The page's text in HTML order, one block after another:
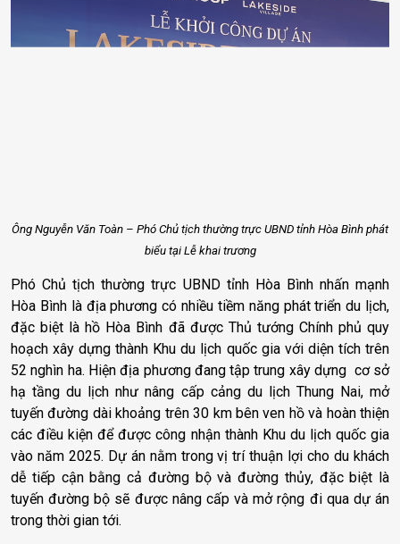
Ông Nguyễn Văn Toàn – Phó Chủ tịch thường trực UBND tỉnh Hòa Bình phát
biểu tại Lễ khai trương
Phó Chủ tịch thường trực UBND tỉnh Hòa Bình nhấn mạnh
Hòa Bình là địa phương có nhiều tiềm năng phát triển du lịch,
đặc biệt là hồ Hòa Bình đã được Thủ tướng Chính phủ quy
hoạch xây dựng thành Khu du lịch quốc gia với diện tích trên
52 nghìn ha. Hiện địa phương đang tập trung xây dựng cơ sở
hạ tầng du lịch như nâng cấp cảng du lịch Thung Nai, mở
tuyến đường dài khoảng trên 30 km bên ven hồ và hoàn thiện
các điều kiện để được công nhận thành Khu du lịch quốc gia
vào năm 2025. Dự án nằm trong vị trí thuận lợi cho du khách
dễ tiếp cận bằng cả đường bộ và đường thủy, đặc biệt là
tuyến đường bộ sẽ được nâng cấp và mở rộng đi qua dự án
trong thời gian tới.